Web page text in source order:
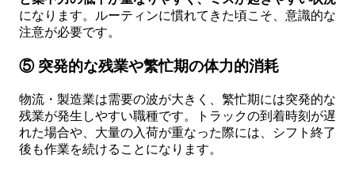
になります。ルーティンに慣れてきた頃こそ、意識的な
注意が必要です。
⑤ 突発的な残業や繁忙期の体力的消耗
物流・製造業は需要の波が大きく、繁忙期には突発的な
残業が発生しやすい職種です。トラックの到着時刻が遅
れた場合や、大量の入荷が重なった際には、シフト終了
後も作業を続けることになります。